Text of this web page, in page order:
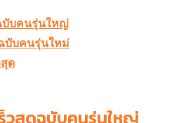
วสุดฉบับคนรุ่นใหญ่